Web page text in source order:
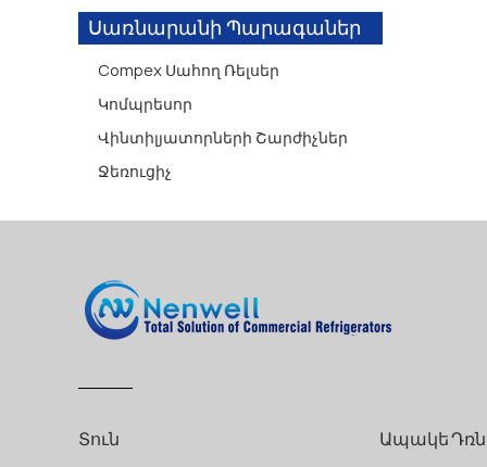
Սառնարանի Պարագաներ
Compex Սահող Ռելսեր
Կոմպրեսոր
Վինտիլյատորների Շարժիչներ
Ջեռուցիչ
Տուն Ապակե